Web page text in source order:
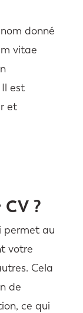
donné
vitae
est
et
?
permet au
votre
Cela
de
ce qui